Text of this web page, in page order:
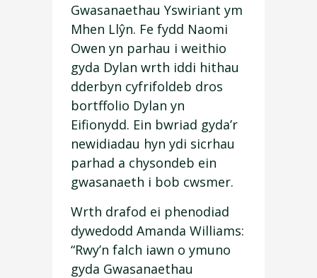
Gwasanaethau Yswiriant ym
Mhen Llŷn. Fe fydd Naomi
Owen yn parhau i weithio
gyda Dylan wrth iddi hithau
dderbyn cyfrifoldeb dros
bortffolio Dylan yn
Eifionydd. Ein bwriad gyda’r
newidiadau hyn ydi sicrhau
parhad a chysondeb ein
gwasanaeth i bob cwsmer.
Wrth drafod ei phenodiad
dywedodd Amanda Williams:
“Rwy’n falch iawn o ymuno
gyda Gwasanaethau